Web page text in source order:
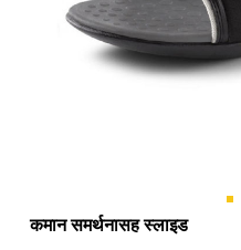
कमान समर्थनासह स्लाइड